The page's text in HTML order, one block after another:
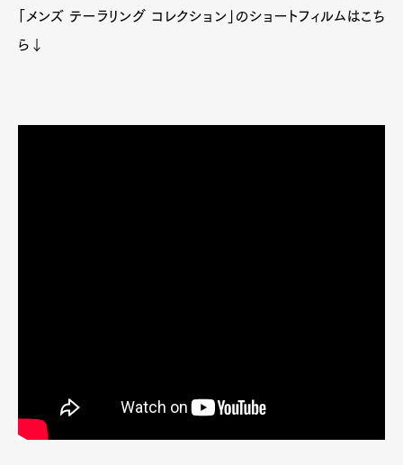
「メンズ テーラリング コレクション」のショートフィルムはこち
ら↓